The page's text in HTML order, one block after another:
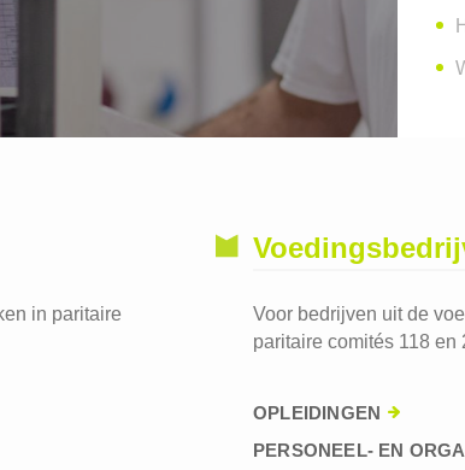
in paritaire
Voor bedrijven uit de
paritaire comités 118 en
OPLEIDINGEN
PERSONEEL- EN